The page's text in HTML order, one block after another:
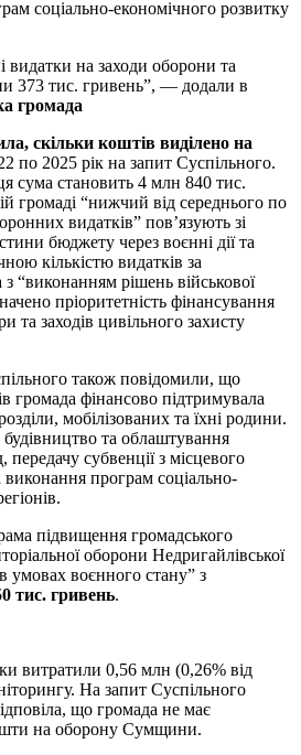
соціально-економічного розвитку
видатки на заходи оборони та
373 тис. гривень”, — додали в
громада
скільки коштів виділено на
по 2025 рік на запит Суспільного.
сума становить 4 млн 840 тис.
громаді “нижчий від середнього по
видатків” пов’язують зі
бюджету через воєнні дії та
кількістю видатків за
“виконанням рішень військової
пріоритетність фінансування
та заходів цивільного захисту
також повідомили, що
громада фінансово підтримувала
мобілізованих та їхні родини.
та облаштування
субвенції з місцевого
програм соціально-
підвищення громадського
оборони Недригайлівської
умовах воєнного стану” з
тис. гривень.
витратили 0,56 млн (0,26% від
На запит Суспільного
що громада не має
на оборону Сумщини.